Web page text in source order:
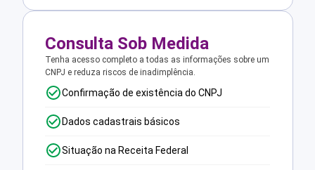
Consulta Sob Medida
Tenha acesso completo a todas as informações sobre um
CNPJ e reduza riscos de inadimplência.
Confirmação de existência do CNPJ
Dados cadastrais básicos
Situação na Receita Federal